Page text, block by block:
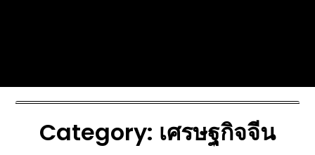
Category: เศรษฐกิจจีน